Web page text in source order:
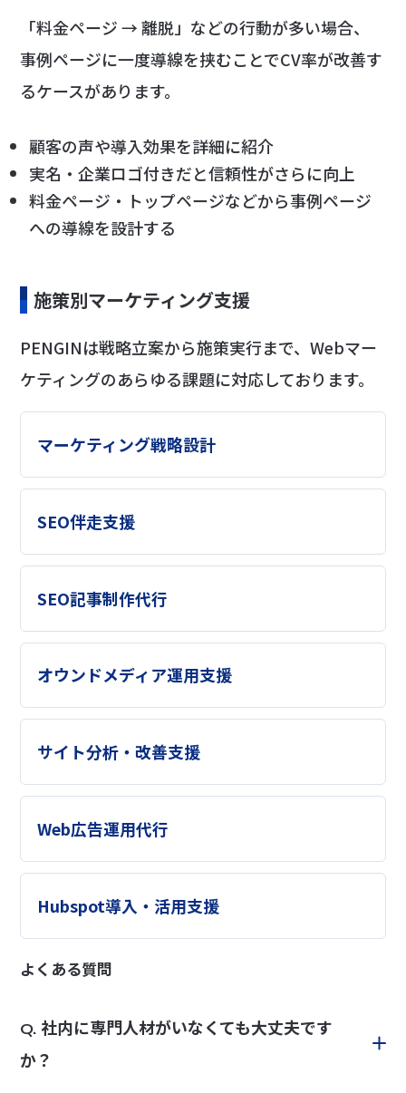
「料金ページ → 離脱」などの行動が多い場合、
事例ページに一度導線を挟むことでCV率が改善す
るケースがあります。
顧客の声や導入効果を詳細に紹介
実名・企業ロゴ付きだと信頼性がさらに向上
料金ページ・トップページなどから事例ページ
への導線を設計する
施策別マーケティング支援
PENGINは戦略立案から施策実行まで、Webマー
ケティングのあらゆる課題に対応しております。
マーケティング戦略設計
SEO伴走支援
SEO記事制作代行
オウンドメディア運用支援
サイト分析・改善支援
Web広告運用代行
Hubspot導入・活用支援
よくある質問
Q. 社内に専門人材がいなくても大丈夫です
か？